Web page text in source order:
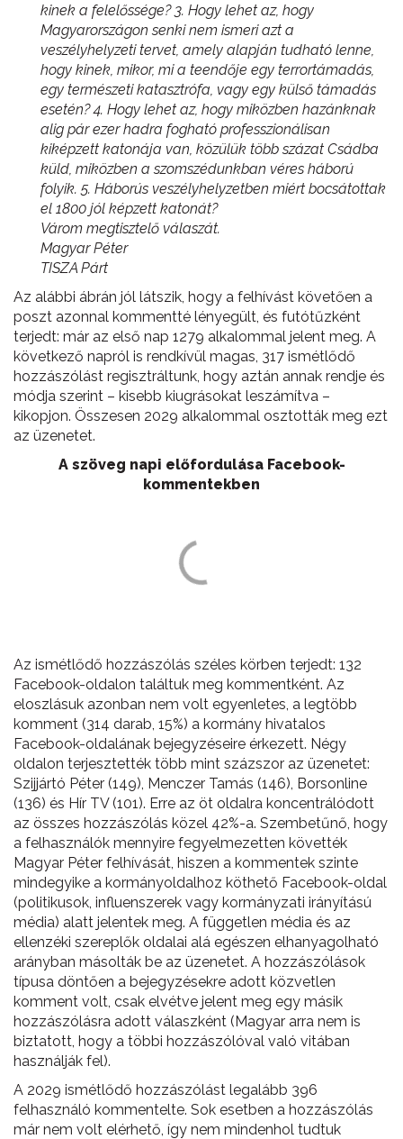
kinek a felelőssége? 3. Hogy lehet az, hogy
Magyarországon senki nem ismeri azt a
veszélyhelyzeti tervet, amely alapján tudható lenne,
hogy kinek, mikor, mi a teendője egy terrortámadás,
egy természeti katasztrófa, vagy egy külső támadás
esetén? 4. Hogy lehet az, hogy miközben hazánknak
alig pár ezer hadra fogható professzionálisan
kiképzett katonája van, közülük több százat Csádba
küld, miközben a szomszédunkban véres háború
folyik. 5. Háborús veszélyhelyzetben miért bocsátottak
el 1800 jól képzett katonát?
Várom megtisztelő válaszát.
Magyar Péter
TISZA Párt
Az alábbi ábrán jól látszik, hogy a felhívást követően a
poszt azonnal kommentté lényegült, és futótűzként
terjedt: már az első nap 1279 alkalommal jelent meg. A
következő napról is rendkívül magas, 317 ismétlődő
hozzászólást regisztráltunk, hogy aztán annak rendje és
módja szerint – kisebb kiugrásokat leszámítva –
kikopjon. Összesen 2029 alkalommal osztották meg ezt
az üzenetet.
A szöveg napi előfordulása Facebook-
kommentekben
Az ismétlődő hozzászólás széles körben terjedt: 132
Facebook-oldalon találtuk meg kommentként. Az
eloszlásuk azonban nem volt egyenletes, a legtöbb
komment (314 darab, 15%) a kormány hivatalos
Facebook-oldalának bejegyzéseire érkezett. Négy
oldalon terjesztették több mint százszor az üzenetet:
Szijjártó Péter (149), Menczer Tamás (146), Borsonline
(136) és Hír TV (101). Erre az öt oldalra koncentrálódott
az összes hozzászólás közel 42%-a. Szembetűnő, hogy
a felhasználók mennyire fegyelmezetten követték
Magyar Péter felhívását, hiszen a kommentek szinte
mindegyike a kormányoldalhoz köthető Facebook-oldal
(politikusok, influenszerek vagy kormányzati irányítású
média) alatt jelentek meg. A független média és az
ellenzéki szereplők oldalai alá egészen elhanyagolható
arányban másolták be az üzenetet. A hozzászólások
típusa döntően a bejegyzésekre adott közvetlen
komment volt, csak elvétve jelent meg egy másik
hozzászólásra adott válaszként (Magyar arra nem is
biztatott, hogy a többi hozzászólóval való vitában
használják fel).
A 2029 ismétlődő hozzászólást legalább 396
felhasználó kommentelte. Sok esetben a hozzászólás
már nem volt elérhető, így nem mindenhol tudtuk